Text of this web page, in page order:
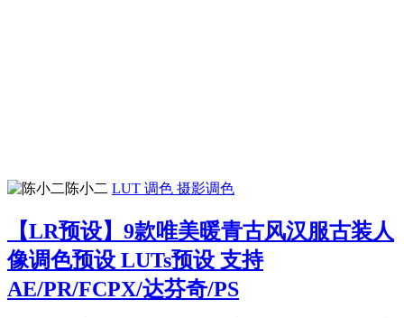
陈小二 LUT 调色 摄影调色
【LR预设】9款唯美暖青古风汉服古装人
像调色预设 LUTs预设 支持
AE/PR/FCPX/达芬奇/PS